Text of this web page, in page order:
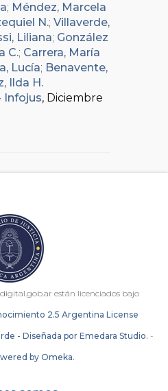
; Méndez, Marcela
N.; Villaverde,
Liliana; González
C.; Carrera, María
Lucía; Benavente,
Ilda H.
Infojus, Diciembre
están licenciados bajo
2.5 Argentina License
- Diseñada por Emedara Studio. -
by Omeka.